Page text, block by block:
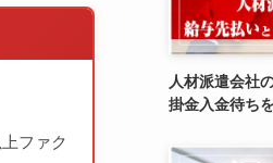
ファク
人材派遣会社
掛金入金待ち